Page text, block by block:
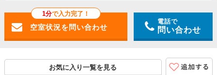
1分で入力完了！
電話で
問い合わせ
お気に入り一覧を見る